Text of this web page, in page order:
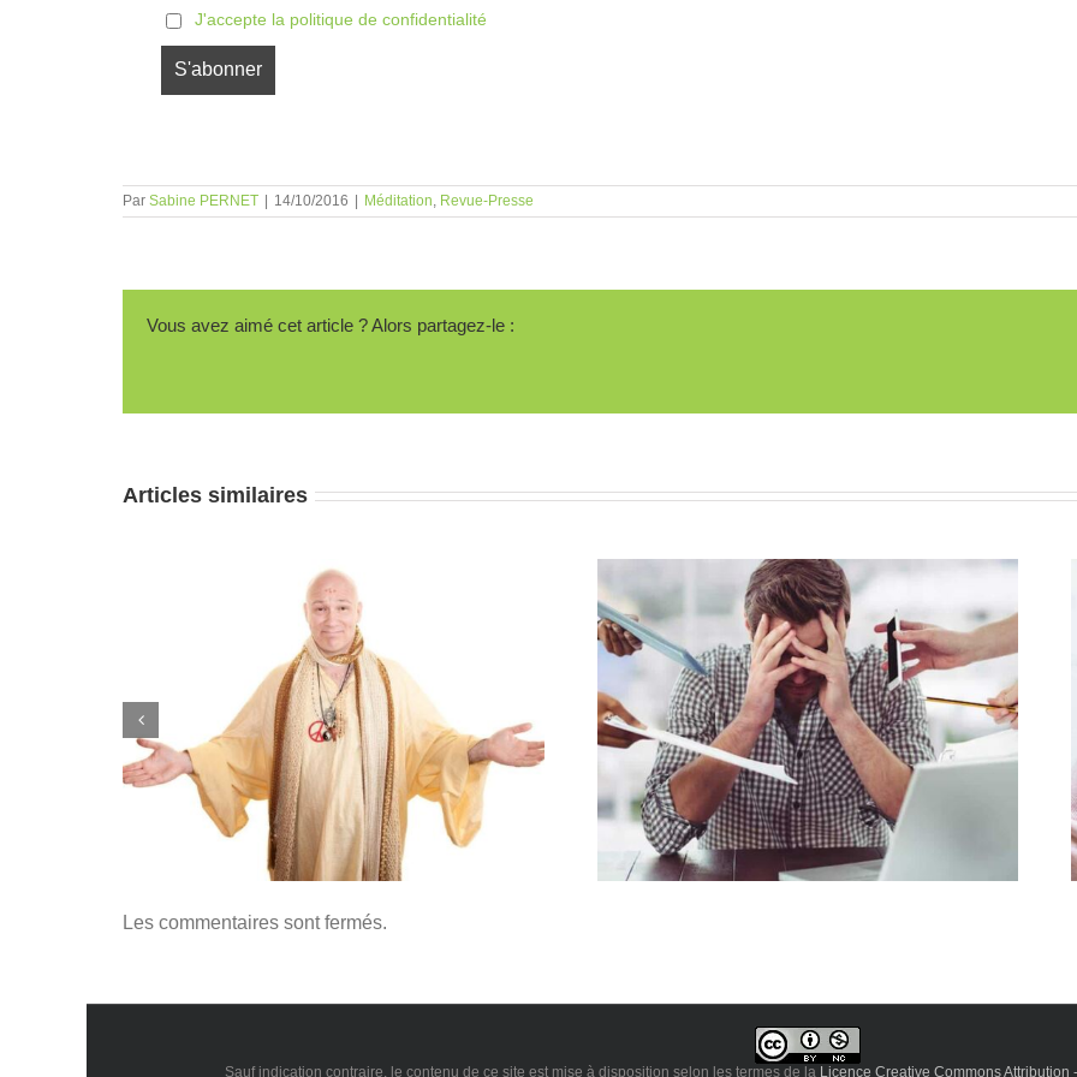
J'accepte la politique de confidentialité
Par Sabine PERNET | 14/10/2016 | Méditation Revue-Presse
Vous avez aimé cet article ? Alors partagez-le :
Articles similaires
MBSR en entreprise : Mieux-être au travail
dans la Tech
Sophrologie, méditation et technologie : trio
au service du bien-être ?
Les commentaires sont fermés.
Sauf indication contraire, le contenu de ce site est mise à disposition selon les termes de la Licence Creative Commons Attribution